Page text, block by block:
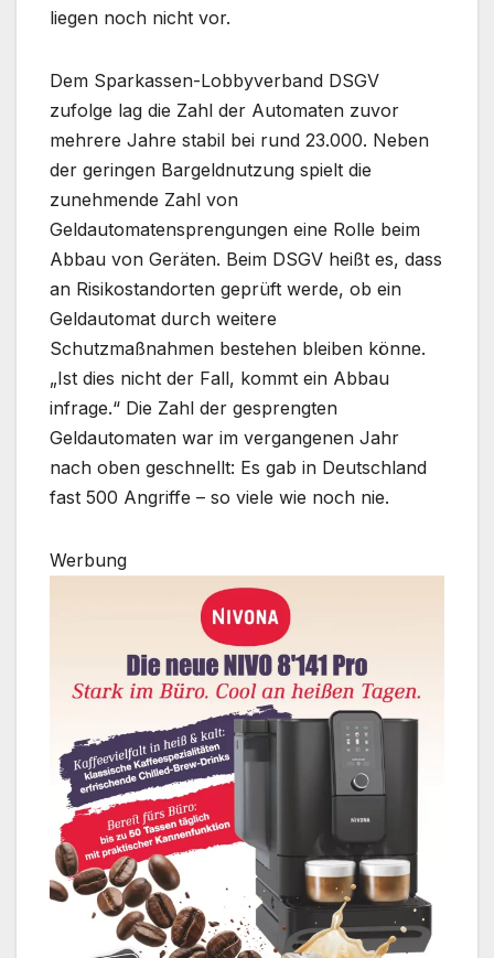
liegen noch nicht vor.
Dem Sparkassen-Lobbyverband DSGV
zufolge lag die Zahl der Automaten zuvor
mehrere Jahre stabil bei rund 23.000. Neben
der geringen Bargeldnutzung spielt die
zunehmende Zahl von
Geldautomatensprengungen eine Rolle beim
Abbau von Geräten. Beim DSGV heißt es, dass
an Risikostandorten geprüft werde, ob ein
Geldautomat durch weitere
Schutzmaßnahmen bestehen bleiben könne.
„Ist dies nicht der Fall, kommt ein Abbau
infrage.“ Die Zahl der gesprengten
Geldautomaten war im vergangenen Jahr
nach oben geschnellt: Es gab in Deutschland
fast 500 Angriffe – so viele wie noch nie.
Werbung